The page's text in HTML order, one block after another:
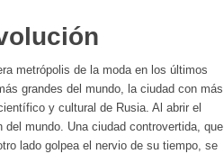
metrópolis de la moda en los últimos
grandes del mundo, la ciudad con más
y cultural de Rusia. Al abrir el
mundo. Una ciudad controvertida, que
lado golpea el nervio de su tiempo, se